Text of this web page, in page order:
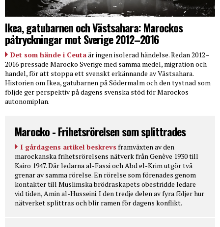
Ikea, gatubarnen och Västsahara: Marockos
påtryckningar mot Sverige 2012–2016
Det som hände i Ceutaär ingen isolerad händelse. Redan 2012–
2016 pressade Marocko Sverige med samma medel, migration och
handel, för att stoppa ett svenskt erkännande av Västsahara.
Historien om Ikea, gatubarnen på Södermalm och den tystnad som
följde ger perspektiv på dagens svenska stöd för Marockos
autonomiplan.
Marocko - Frihetsrörelsen som splittrades
I gårdagens artikel beskrevs framväxten av den
marockanska frihetsrörelsens nätverk från Genève 1930 till
Kairo 1947. Där ledarna al-Fassi och Abd el-Krim utgör två
grenar av samma rörelse. En rörelse som förenades genom
kontakter till Muslimska brödraskapets obestridde ledare
vid tiden, Amin al-Husseini. I den tredje delen av fyra följer hur
nätverket splittras och blir ramen för dagens konflikt.